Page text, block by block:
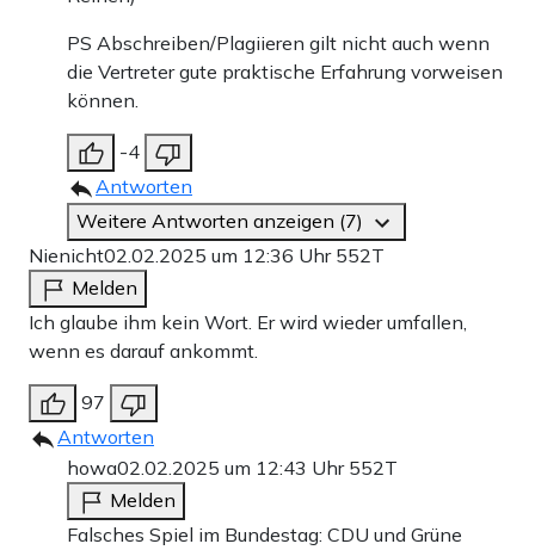
PS Abschreiben/Plagiieren gilt nicht auch wenn
die Vertreter gute praktische Erfahrung vorweisen
können.
-4
Antworten
Weitere Antworten anzeigen (7)
Nienicht02.02.2025 um 12:36 Uhr 552T
Melden
Ich glaube ihm kein Wort. Er wird wieder umfallen,
wenn es darauf ankommt.
97
Antworten
howa02.02.2025 um 12:43 Uhr 552T
Melden
Falsches Spiel im Bundestag: CDU und Grüne